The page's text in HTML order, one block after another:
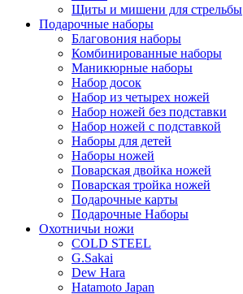
Щиты и мишени для стрельбы
Подарочные наборы
Благовония наборы
Комбинированные наборы
Маникюрные наборы
Набор досок
Набор из четырех ножей
Набор ножей без подставки
Набор ножей с подставкой
Наборы для детей
Наборы ножей
Поварская двойка ножей
Поварская тройка ножей
Подарочные карты
Подарочные Наборы
Охотничьи ножи
COLD STEEL
G.Sakai
Dew Hara
Hatamoto Japan